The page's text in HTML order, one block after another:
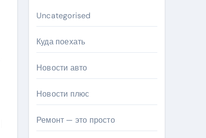
Uncategorised
Куда поехать
Новости авто
Новости плюс
Ремонт — это просто